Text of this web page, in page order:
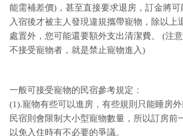
能需補差價)，甚至直接要求退房，訂金將
入宿後才被主人發現違規攜帶寵物，除以上
處置外，您可能還要額外支出清潔費。 (注
不接受寵物者，就是禁止寵物進入)
一般可接受寵物的民宿參考規定：
(1).寵物有些可以進房，有些規則只能睡房
民宿則會限制大小型寵物數量，所以訂房前
以免入住時有不必要的爭議。